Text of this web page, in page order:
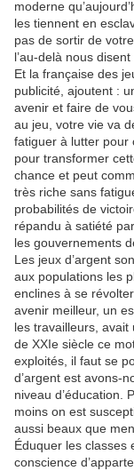
moderne
les tiennent en
pas de sortir de
l’au-delà nous disent
Et la française des
publicité, ajoutent :
avenir et faire de
au jeu, votre vie va
fatiguer à lutter pour
pour transformer
chance et peut
très riche sans
probabilités de
répandu à satiété
les gouvernements
Les jeux d’argent
aux populations les
enclines à se
avenir meilleur, un
les travailleurs,
de XXIe siècle ce
exploités, il faut se
d’argent est avons-
niveau d’éducation.
moins on est
aussi beaux que
Éduquer les classes
conscience